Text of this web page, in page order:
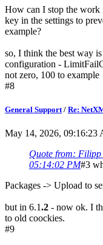
How can I stop the work
key in the settings to
example?
so, I think the best way
configuration -
not zero, 100 to example
#8
General Support/ Re:
May 14, 2026, 09:16:23
Quote from: Filipp
05:14:02 PM#3
Packages -> Upload to
but in 6.1.2 - now ok. I
to old coockies.
#9